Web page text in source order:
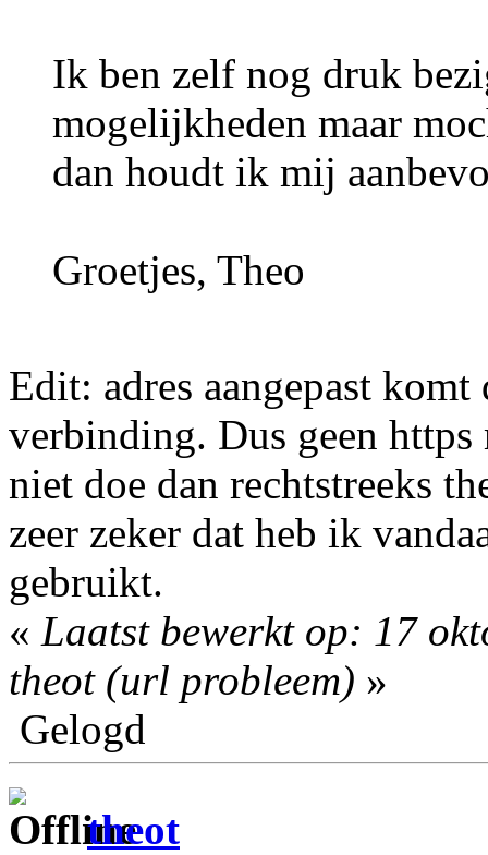
Ik ben zelf nog druk
mogelijkheden maar
dan houdt ik mij
Groetjes, Theo
Edit: adres aangepast
verbinding. Dus geen
niet doe dan rechtstreeks
zeer zeker dat heb ik
gebruikt.
« Laatst bewerkt op: 17
theot (url probleem) »
Gelogd
theot